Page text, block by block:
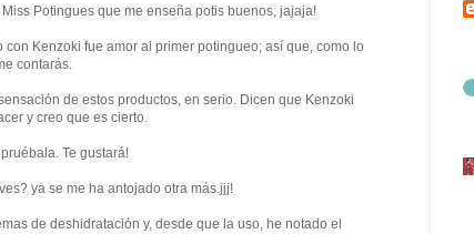
Potingues que me enseña potis buenos, jajaja!
con Kenzoki fue amor al primer potingueo; así que, como lo
contarás.
de estos productos, en serio. Dicen que Kenzoki
y creo que es cierto.
Te gustará!
ya se me ha antojado otra más.jjj!
de deshidratación y, desde que la uso, he notado el